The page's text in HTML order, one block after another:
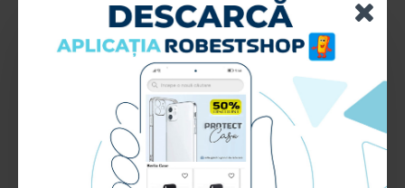
RECENZII CLIENTI:
Nu sunt recenzii la acest produs.